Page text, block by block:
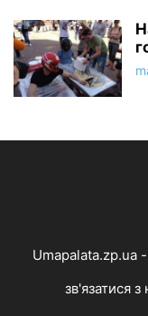
Umapalata.zp.ua
зв'язатися з